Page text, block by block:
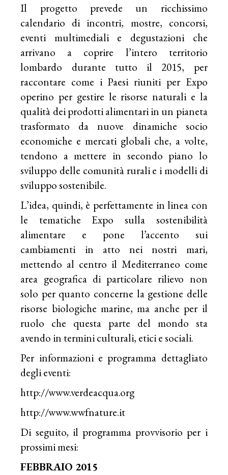
Il progetto prevede un ricchissimo
calendario di incontri, mostre, concorsi,
eventi multimediali e degustazioni che
arrivano a coprire l’intero territorio
lombardo durante tutto il 2015, per
raccontare come i Paesi riuniti per Expo
operino per gestire le risorse naturali e la
qualità dei prodotti alimentari in un pianeta
trasformato da nuove dinamiche socio
economiche e mercati globali che, a volte,
tendono a mettere in secondo piano lo
sviluppo delle comunità rurali e i modelli di
sviluppo sostenibile.
L’idea, quindi, è perfettamente in linea con
le tematiche Expo sulla sostenibilità
alimentare e pone l’accento sui
cambiamenti in atto nei nostri mari,
mettendo al centro il Mediterraneo come
area geografica di particolare rilievo non
solo per quanto concerne la gestione delle
risorse biologiche marine, ma anche per il
ruolo che questa parte del mondo sta
avendo in termini culturali, etici e sociali.
Per informazioni e programma dettagliato
degli eventi:
http://www.verdeacqua.org
http://www.wwfnature.it
Di seguito, il programma provvisorio per i
prossimi mesi:
FEBBRAIO 2015